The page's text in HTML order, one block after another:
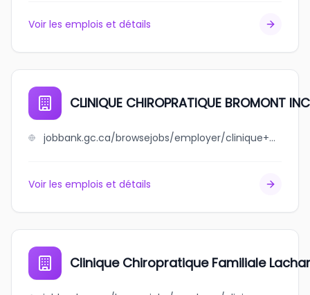
Voir les emplois et détails
CLINIQUE CHIROPRATIQUE BROMONT
jobbank.gc.ca/browsejobs/employer/clinique+chiropratique+bromont+inc./ca
Voir les emplois et détails
Clinique Chiropratique Familiale